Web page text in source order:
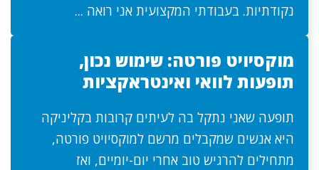
נקודתיות. בעבודתי המקצועית אני רואה ...
מוקסיויט פורטה: שימוש נכון,
תופעות לוואי ואינטראקציות
תופעה שאני נתקל בה לעיתים קרובות בקליניקה
היא אנשים שמקבלים מרשם למוקסיויט פורטה,
מתחילים להרגיש טוב אחרי יום-יומיים, ואז